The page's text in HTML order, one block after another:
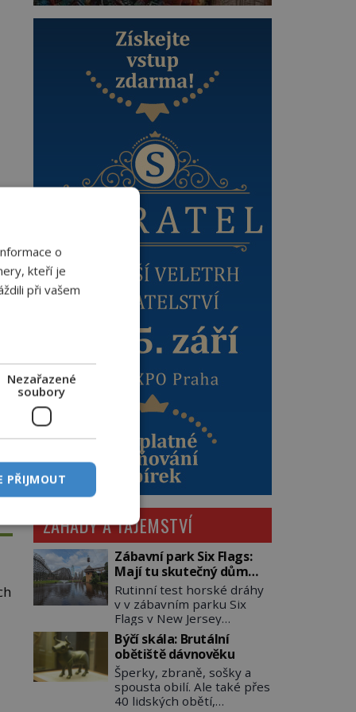
ZÁHADY A TAJEMSTVÍ
Zábavní park Six Flags:
Mají tu skutečný dům
hrůzy!
Rutinní test horské dráhy
v v zábavním parku Six
Flags v New Jersey
dopadne 16. srpna 1981
katastrofou. 20letý technik
Scott Tyler se zřítí na zem!
Zranění jsou neslučitelná
se životem. „Nepoužil
bezpečnostní zábranu,“
Býčí skála: Brutální
obětiště dávnověku
Šperky, zbraně, sošky a
spousta obilí. Ale také přes
40 lidských obětí,
o
kteří je
při vašem
Nezařazené
soubory
PŘIJMOUT